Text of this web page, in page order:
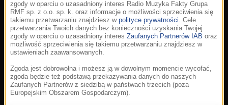
Korzystanie z portalu oznacza akceptację
zgody w oparciu o uzasadniony interes Radio Muzyka Fakty Grupa
RMF sp. z o.o. sp. k. oraz informacje o możliwości sprzeciwienia się
takiemu przetwarzaniu znajdziesz w polityce prywatności. Cele
przetwarzania Twoich danych bez konieczności uzyskania Twojej
zgody w oparciu o uzasadniony interes Zaufanych Partnerów IAB oraz
możliwość sprzeciwienia się takiemu przetwarzaniu znajdziesz w
ustawieniach zaawansowanych.
Zgoda jest dobrowolna i możesz ją w dowolnym momencie wycofać,
zgoda będzie też podstawą przekazywania danych do naszych
Zaufanych Partnerów z siedzibą w państwach trzecich (poza
Europejskim Obszarem Gospodarczym).